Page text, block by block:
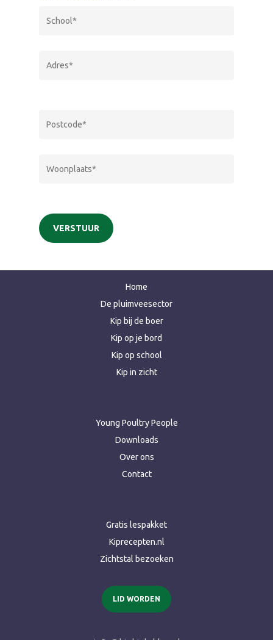
Home
De pluimveesector
Kip bij de boer
Kip op je bord
Kip op school
Kip in zicht
Young Poultry People
Downloads
Over ons
Contact
Gratis lespakket
Kiprecepten.nl
Zichtstal bezoeken
LID WORDEN